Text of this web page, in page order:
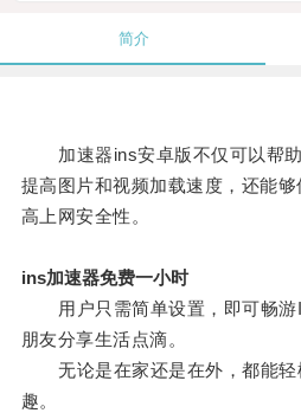
简介
加速器ins安卓版不仅可以帮助
提高图片和视频加载速度，还能
高上网安全性。
ins加速器免费一小时
用户只需简单设置，即可畅游
朋友分享生活点滴。
无论是在家还是在外，都能轻
趣。